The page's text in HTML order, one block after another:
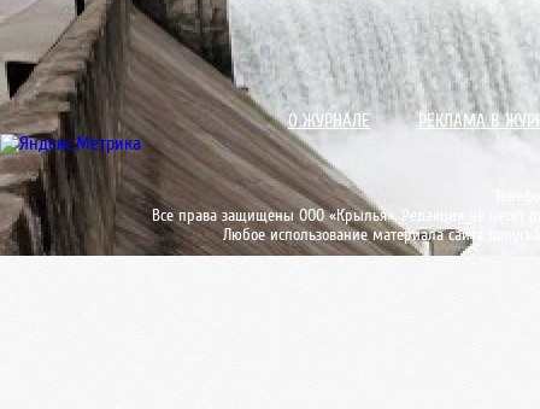
О ЖУРНАЛЕ РЕКЛАМА В
Все права защищены ООО «Крылья». Редакция не несет
Любое использование материала сайта